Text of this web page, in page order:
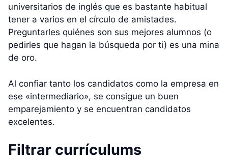
universitarios de inglés que es bastante habitual
tener a varios en el círculo de amistades.
Preguntarles quiénes son sus mejores alumnos (o
pedirles que hagan la búsqueda por ti) es una mina
de oro.
Al confiar tanto los candidatos como la empresa en
ese «intermediario», se consigue un buen
emparejamiento y se encuentran candidatos
excelentes.
Filtrar currículums